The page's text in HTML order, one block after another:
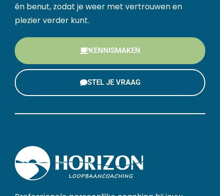
én benut, zodat je weer met vertrouwen en
plezier verder kunt.
KENNISMAKEN
STEL JE VRAAG